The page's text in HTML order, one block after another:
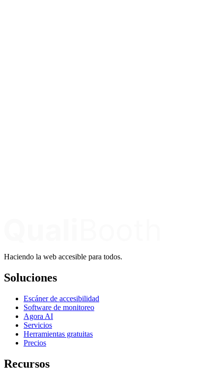
Haciendo la web accesible para todos.
Soluciones
Escáner de accesibilidad
Software de monitoreo
Agora AI
Servicios
Herramientas gratuitas
Precios
Recursos